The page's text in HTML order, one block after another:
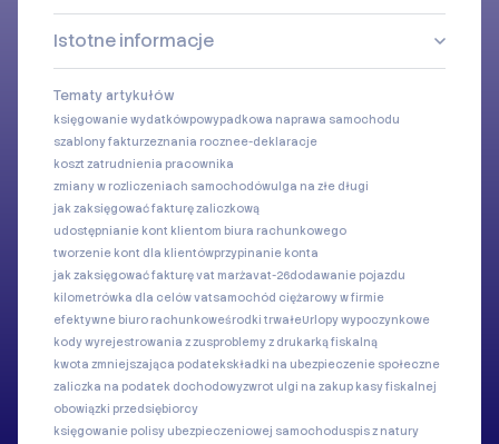
Istotne informacje
Tematy artykułów
księgowanie wydatkówpowypadkowa naprawa samochodu
szablony fakturzeznania rocznee-deklaracje
koszt zatrudnienia pracownika
zmiany w rozliczeniach samochodówulga na złe długi
jak zaksięgować fakturę zaliczkową
udostępnianie kont klientom biura rachunkowego
tworzenie kont dla klientówprzypinanie konta
jak zaksięgować fakturę vat marżavat-26dodawanie pojazdu
kilometrówka dla celów vatsamochód ciężarowy w firmie
efektywne biuro rachunkoweśrodki trwałeUrlopy wypoczynkowe
kody wyrejestrowania z zusproblemy z drukarką fiskalną
kwota zmniejszająca podatekskładki na ubezpieczenie społeczne
zaliczka na podatek dochodowyzwrot ulgi na zakup kasy fiskalnej
obowiązki przedsiębiorcy
księgowanie polisy ubezpieczeniowej samochoduspis z natury